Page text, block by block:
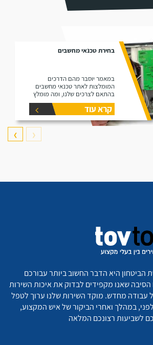
בחירת טכנאי מחשבים
במאמר יוסבר מהם הדרכים
המומלצות לאתר טכנאי מחשבים
בהתאם לצרכים שלנו, ומה מומלץ
לוודא כשמזמינים אותו.
קרא עוד
❮
❯
הביטחון היא הדבר החשוב ביותר עבורכם
שאנו מקפידים לבדוק את איכות השירות
עבודה מחדש. מוקד השירות שלנו ערוך לטפל
במהלך ואחרי הביקור של איש המקצוע,
לשביעות רצונכם המלאה